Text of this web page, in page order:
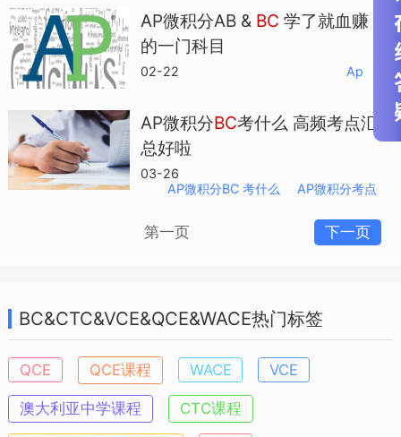
AP微积分AB & BC 学了就血赚
的一门科目
02-22 Ap
AP微积分BC考什么 高频考点汇
总好啦
03-26
AP微积分BC 考什么
AP微积分考点
第一页 下一页
BC&CTC&VCE&QCE&WACE热门标签
QCE QCE课程 WACE VCE
澳大利亚中学课程 CTC课程